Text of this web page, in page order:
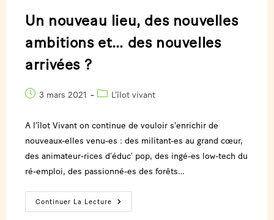
Un nouveau lieu, des nouvelles
ambitions et… des nouvelles
arrivées ?
3 mars 2021 L'îlot vivant
A l’îlot Vivant on continue de vouloir s'enrichir de
nouveaux-elles venu-es : des militant-es au grand cœur,
des animateur-rices d’éduc’ pop, des ingé-es low-tech du
ré-emploi, des passionné-es des forêts…
Continuer La Lecture